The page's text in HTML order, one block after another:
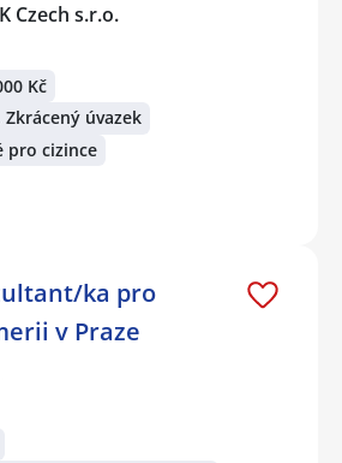
Czech s.r.o.
Kč
Zkrácený úvazek
pro cizince
ka pro
v Praze